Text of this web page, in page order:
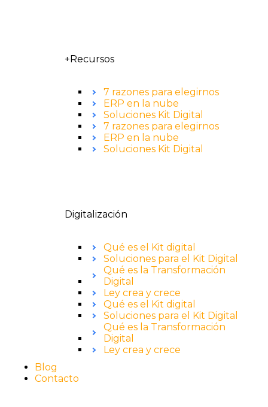
+Recursos
7 razones para elegirnos
ERP en la nube
Soluciones Kit Digital
7 razones para elegirnos
ERP en la nube
Soluciones Kit Digital
Digitalización
Qué es el Kit digital
Soluciones para el Kit Digital
Qué es la Transformación
Digital
Ley crea y crece
Qué es el Kit digital
Soluciones para el Kit Digital
Qué es la Transformación
Digital
Ley crea y crece
Blog
Contacto